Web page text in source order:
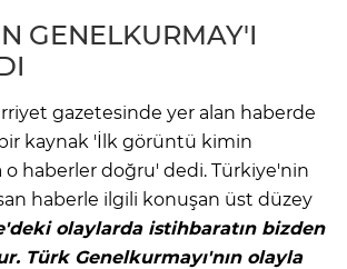
GENELKURMAY'I
gazetesinde yer alan haberde
kaynak 'İlk görüntü kimin
o haberler doğru' dedi. Türkiye'nin
haberle ilgili konuşan üst düzey
olaylarda istihbaratın bizden
Türk Genelkurmayı'nın olayla